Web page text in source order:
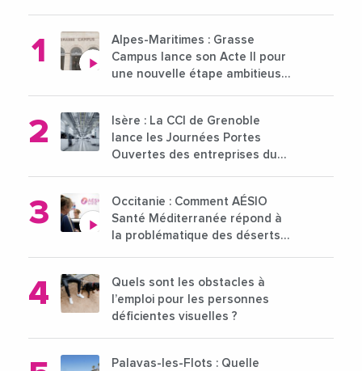
Alpes-Maritimes : Grasse
Campus lance son Acte II pour
une nouvelle étape ambitieuse
Isère : La CCI de Grenoble
lance les Journées Portes
Ouvertes des entreprises du
Occitanie : Comment AÉSIO
Santé Méditerranée répond à
la problématique des déserts
Quels sont les obstacles à
l’emploi pour les personnes
déficientes visuelles ?
Palavas-les-Flots : Quelle